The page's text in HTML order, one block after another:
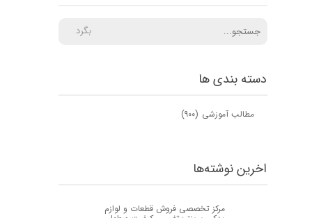
دسته بندی ها
مطالب آموزشی (۹۰۰)
بگرد
اخرین نوشته‌ها
مرکز تخصصی فروش قطعات و لوازم